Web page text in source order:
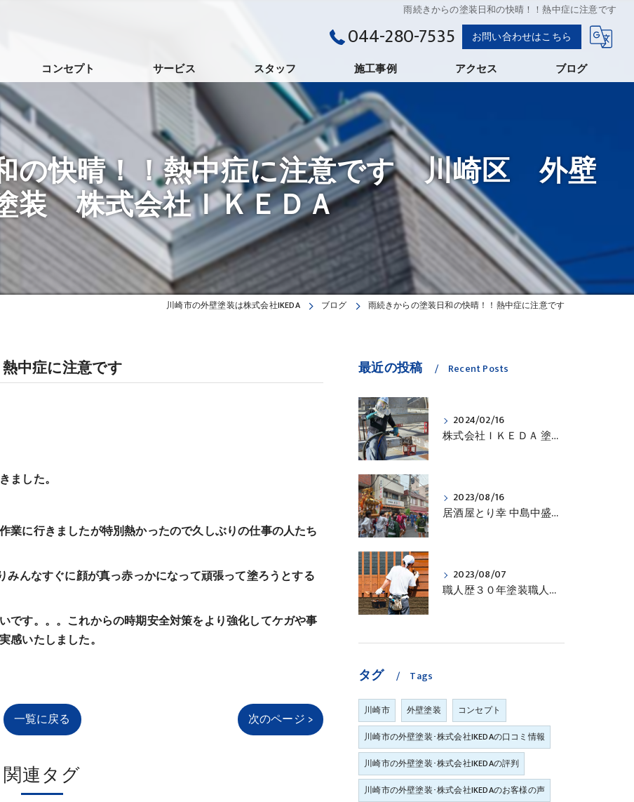
雨続きからの塗装日和の快晴！！熱中症に注意です
044-280-7535 お問い合わせはこちら
コンセプト サービス スタッフ 施工事例 アクセス ブログ
の快晴！！熱中症に注意です 川崎区 外壁
装 株式会社ＩＫＥＤＡ
川崎市の外壁塗装は株式会社IKEDA ブログ 雨続きからの塗装日和の快晴！！熱中症に注意です
中症に注意です
ました。
業に行きましたが特別熱かったので久しぶりの仕事の人たち
みんなすぐに顔が真っ赤っかになって頑張って塗ろうとする
です。。。これからの時期安全対策をより強化してケガや事
感いたしました。
一覧に戻る 次のページ >
関連タグ
最近の投稿 Recent Posts
2024/02/16
株式会社ＩＫＥＤＡ 塗装 防水 川崎市 川崎区 １種ケレン 塗膜除去 サンドブラスト
2023/08/16
居酒屋とり幸 中島中盛会 中島八幡神社 神輿 株式会社IKEDA 塗装 防水 川崎市 川崎区
2023/08/07
職人歴３０年塗装職人の刷毛使い！！ 塗装 防水 川崎市 川崎区
タグ Tags
川崎市 外壁塗装
コンセプト
川崎市の外壁塗装･株式会社IKEDAの口コミ情報
川崎市の外壁塗装･株式会社IKEDAの評判
川崎市の外壁塗装･株式会社IKEDAのお客様の声